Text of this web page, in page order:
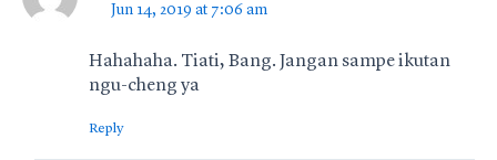
Jun 14, 2019 at 7:06 am
Hahahaha. Tiati, Bang. Jangan sampe ikutan
ngu-cheng ya
Reply